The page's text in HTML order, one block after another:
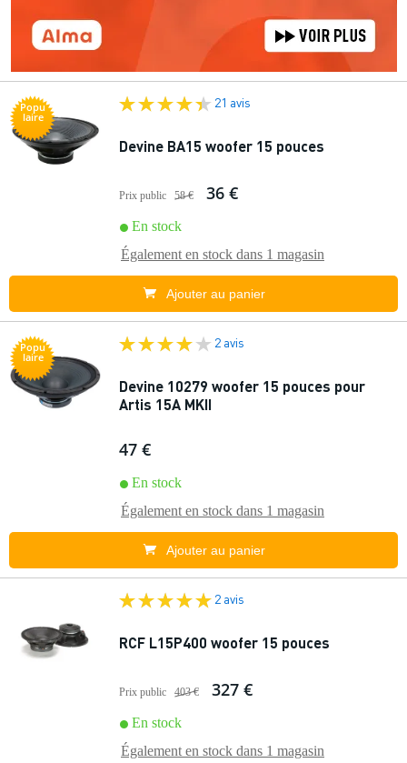
Popu
laire
21 avis
Devine BA15 woofer 15 pouces
Prix public 58 € 36 €
En stock
Également en stock dans 1 magasin
Ajouter au panier
Popu
laire
2 avis
Devine 10279 woofer 15 pouces pour
Artis 15A MKII
47 €
En stock
Également en stock dans 1 magasin
Ajouter au panier
2 avis
RCF L15P400 woofer 15 pouces
Prix public 403 € 327 €
En stock
Également en stock dans 1 magasin